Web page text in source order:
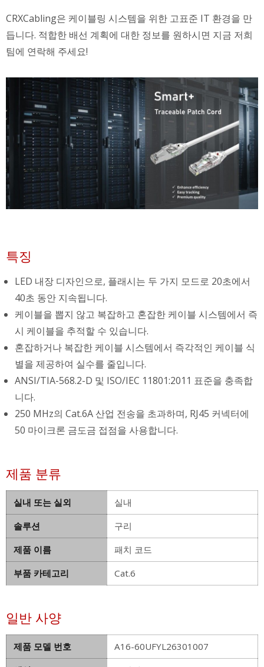
CRXCabling은 케이블링 시스템을 위한 고표준 IT 환경을 만
듭니다. 적합한 배선 계획에 대한 정보를 원하시면 지금 저희
팀에 연락해 주세요!
특징
LED 내장 디자인으로, 플래시는 두 가지 모드로 20초에서
40초 동안 지속됩니다.
케이블을 뽑지 않고 복잡하고 혼잡한 케이블 시스템에서 즉
시 케이블을 추적할 수 있습니다.
혼잡하거나 복잡한 케이블 시스템에서 즉각적인 케이블 식
별을 제공하여 실수를 줄입니다.
ANSI/TIA-568.2-D 및 ISO/IEC 11801:2011 표준을 충족합
니다.
250 MHz의 Cat.6A 산업 전송을 초과하며, RJ45 커넥터에
50 마이크론 금도금 접점을 사용합니다.
제품 분류
실내 또는 실외
실내
솔루션
구리
제품 이름
패치 코드
부품 카테고리
Cat.6
일반 사양
제품 모델 번호
A16-60UFYL26301007